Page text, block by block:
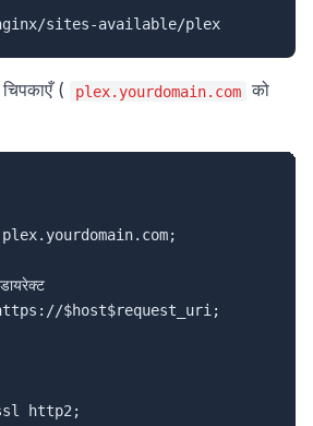
sites-available/plex
( plex.yourdomain.com को
$host$request_uri;
http2;